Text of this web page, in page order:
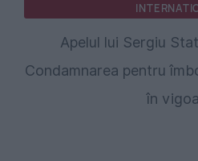
Apelul lui Sergiu
Condamnarea pentru
în